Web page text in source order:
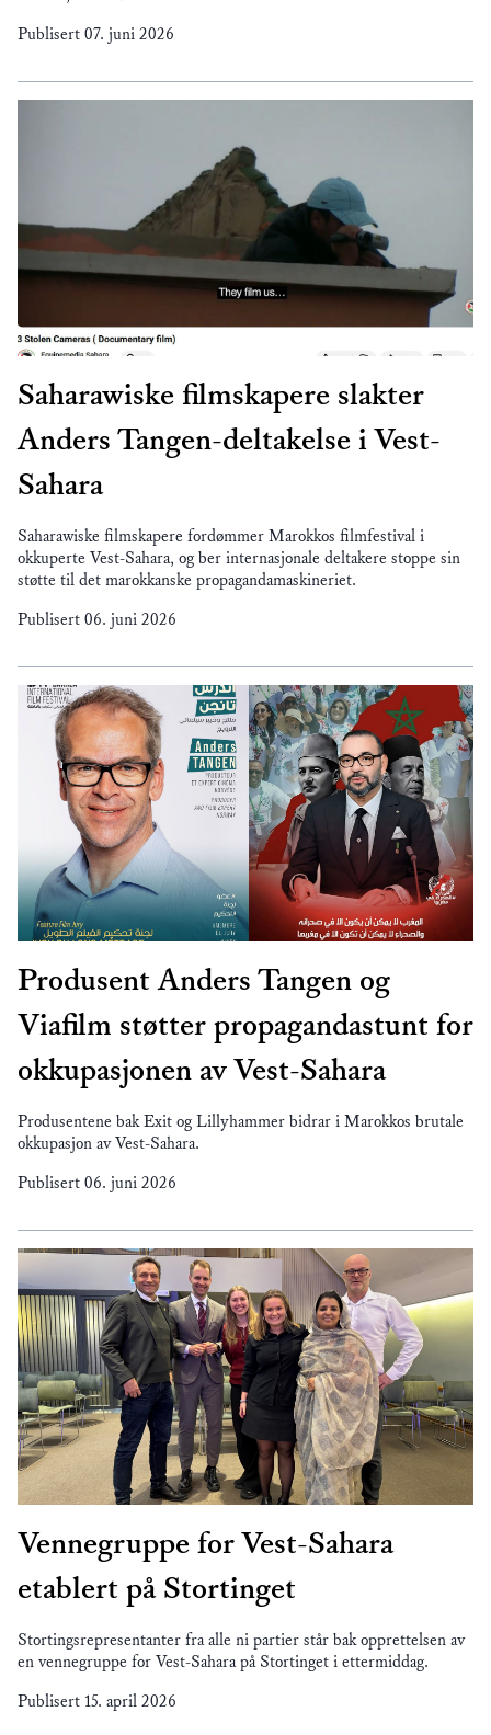
Publisert 07. juni 2026
Saharawiske filmskapere slakter
Anders Tangen-deltakelse i Vest-
Sahara
Saharawiske filmskapere fordømmer Marokkos filmfestival i
okkuperte Vest-Sahara, og ber internasjonale deltakere stoppe sin
støtte til det marokkanske propagandamaskineriet.
Publisert 06. juni 2026
Produsent Anders Tangen og
Viafilm støtter propagandastunt for
okkupasjonen av Vest-Sahara
Produsentene bak Exit og Lillyhammer bidrar i Marokkos brutale
okkupasjon av Vest-Sahara.
Publisert 06. juni 2026
Vennegruppe for Vest-Sahara
etablert på Stortinget
Stortingsrepresentanter fra alle ni partier står bak opprettelsen av
en vennegruppe for Vest-Sahara på Stortinget i ettermiddag.
Publisert 15. april 2026